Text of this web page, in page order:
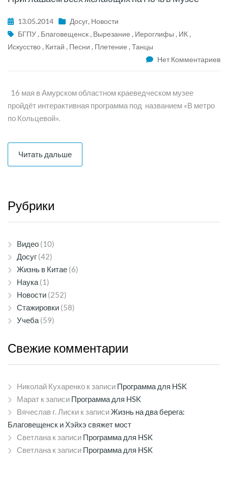
13.05.2014 Досуг, Новости
БГПУ , Благовещенск , Вырезание , Иероглифы , ИК ,
Искусство , Китай , Песни , Плетение , Танцы
Нет Комментариев
16 мая в Амурском областном краеведческом музее
пройдёт интерактивная программа под названием «В метро
по Кольцевой».
Читать дальше
Рубрики
Видео (10)
Досуг (42)
Жизнь в Китае (6)
Наука (1)
Новости (252)
Стажировки (58)
Учеба (59)
Свежие комментарии
Николай Кухаренко к записи Программа для HSK
Марат к записи Программа для HSK
Вячеслав г. Лиски к записиЖизнь на два берега:
Благовещенск и Хэйхэ свяжет мост
Светлана к записи Программа для HSK
Светлана к записи Программа для HSK